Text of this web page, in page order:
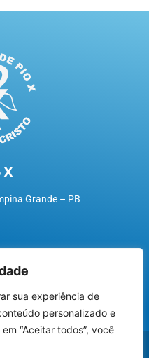
melhor
analisar
e
sua experiência de
personalizado e
“Aceitar todos”, você
X
Grande – PB
Pio X